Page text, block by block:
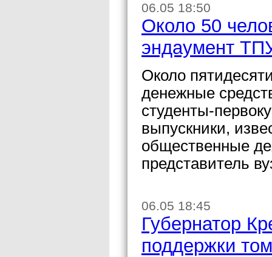
06.05 18:50
Около 50
эндаумент
Около
денежные
студенты-
выпускники,
общественные
представитель
06.05 18:45
Губернатор
поддержки